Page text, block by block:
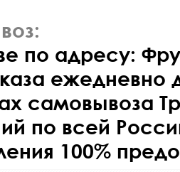
по адресу:
ежедневно
самовывоза
по всей
100%